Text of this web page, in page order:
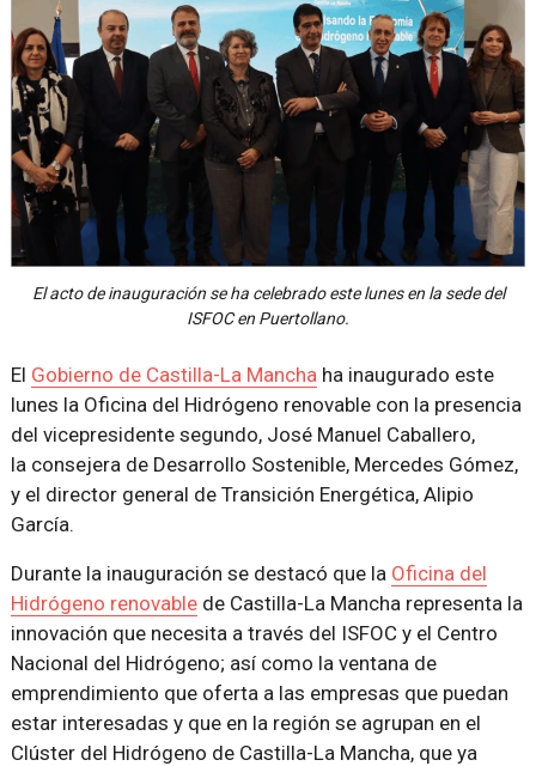
El acto de inauguración se ha celebrado este lunes en la sede del
ISFOC en Puertollano.
El Gobierno de Castilla-La Mancha ha inaugurado este
lunes la Oficina del Hidrógeno renovable con la presencia
del vicepresidente segundo, José Manuel Caballero,
la consejera de Desarrollo Sostenible, Mercedes Gómez,
y el director general de Transición Energética, Alipio
García.
Durante la inauguración se destacó que la Oficina del
Hidrógeno renovablede Castilla-La Mancha representa la
innovación que necesita a través del ISFOC y el Centro
Nacional del Hidrógeno; así como la ventana de
emprendimiento que oferta a las empresas que puedan
estar interesadas y que en la región se agrupan en el
Clúster del Hidrógeno de Castilla-La Mancha, que ya